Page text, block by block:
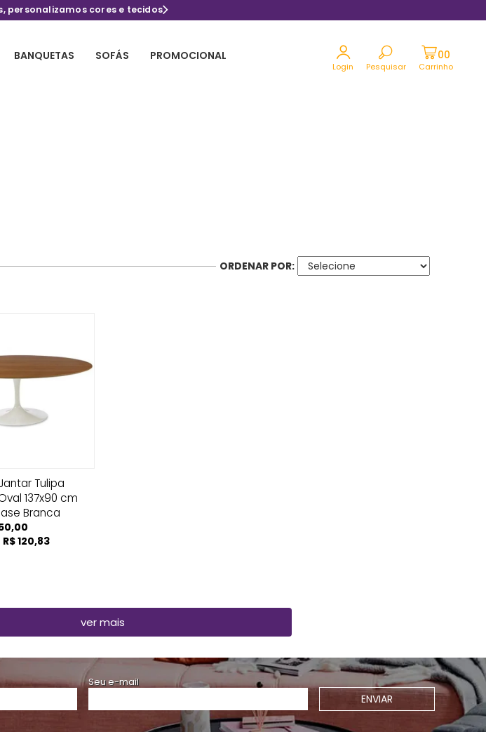
personalizamos cores e tecidos
BANQUETAS SOFÁS PROMOCIONAL
Login Pesquisar Carrinho
ORDENAR POR:
Tulipa
137x90 cm
Branca
R$ 120,83
ver mais
Seu e-mail
ENVIAR